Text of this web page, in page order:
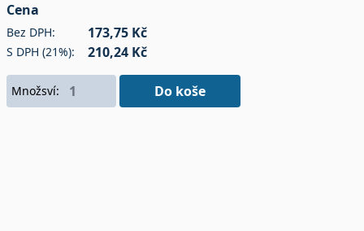
Cena
Bez DPH: 173,75 Kč
S DPH (21%): 210,24 Kč
Množsví: Do koše